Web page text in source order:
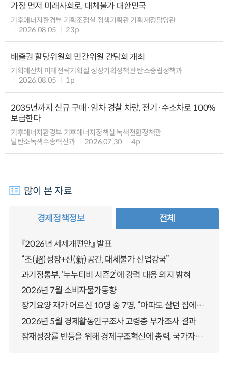
가장 먼저 미래사회로, 대체불가 대한민국
기후에너지환경부 기획조정실 정책기획관 기획재정담당관
2026.08.05
23p
배출권 할당위원회 민간위원 간담회 개최
기획예산처 미래전략기획실 성장기획정책관 탄소중립정책과
2026.08.05
1p
2035년까지 신규 구매·임차 경찰 차량, 전기·수소차로 100%
보급한다
기후에너지환경부 기후에너지정책실 녹색전환정책관
탈탄소녹색수송혁신과
2026.07.30 4p
많이 본 자료
경제정책정보 전체
『2026년 세제개편안』 발표
“초(超)성장+신(新)공간, 대체불가 산업강국”
과기정통부, ‘누누티비 시즌2’에 강력 대응 의지 밝혀
2026년 7월 소비자물가동향
장기요양 재가 어르신 10명 중 7명, “아파도 살던 집에서 살겠다” 「2025년 장기요양실태조사」 결과 발표
2026년 5월 경제활동인구조사 고령층 부가조사 결과
잠재성장률 반등을 위해 경제구조혁신에 총력, 국가자산 관리체계 대전환